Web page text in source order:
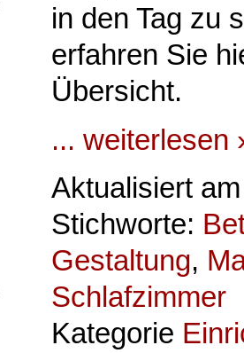
in den Tag zu
erfahren Sie
Übersicht.
... weiterlesen
Aktualisiert
Stichworte:
Gestaltung,
Schlafzimmer
Kategorie